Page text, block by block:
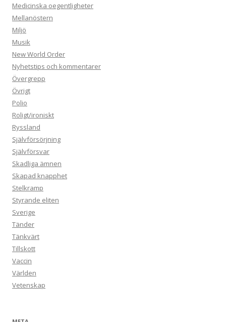
Medicinska oegentligheter
Mellanöstern
Miljö
Musik
New World Order
Nyhetstips och kommentarer
Övergrepp
Övrigt
Polio
Roligt/ironiskt
Ryssland
Självförsörjning
Självförsvar
Skadliga ämnen
Skapad knapphet
Stelkramp
Styrande eliten
Sverige
Tänder
Tänkvärt
Tillskott
Vaccin
Världen
Vetenskap